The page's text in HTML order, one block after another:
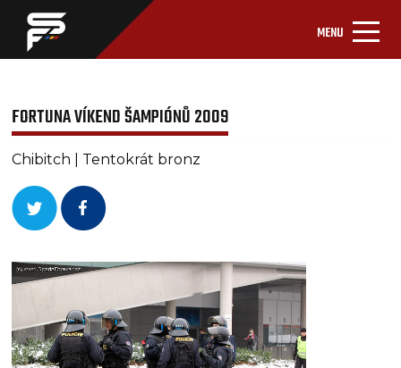
MENU
FORTUNA VÍKEND ŠAMPIÓNŮ 2009
Chibitch | Tentokrát bronz